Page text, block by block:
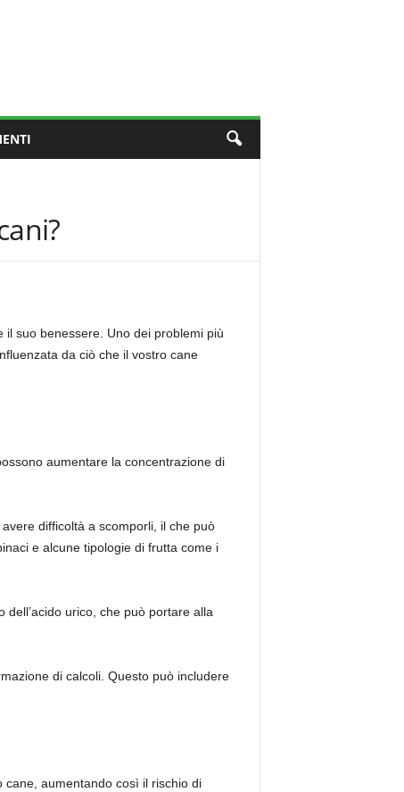
suo benessere. Uno dei problemi più
da ciò che il vostro cane
aumentare la concentrazione di
difficoltà a scomporli, il che può
e alcune tipologie di frutta come i
urico, che può portare alla
di calcoli. Questo può includere
cane, aumentando così il rischio di